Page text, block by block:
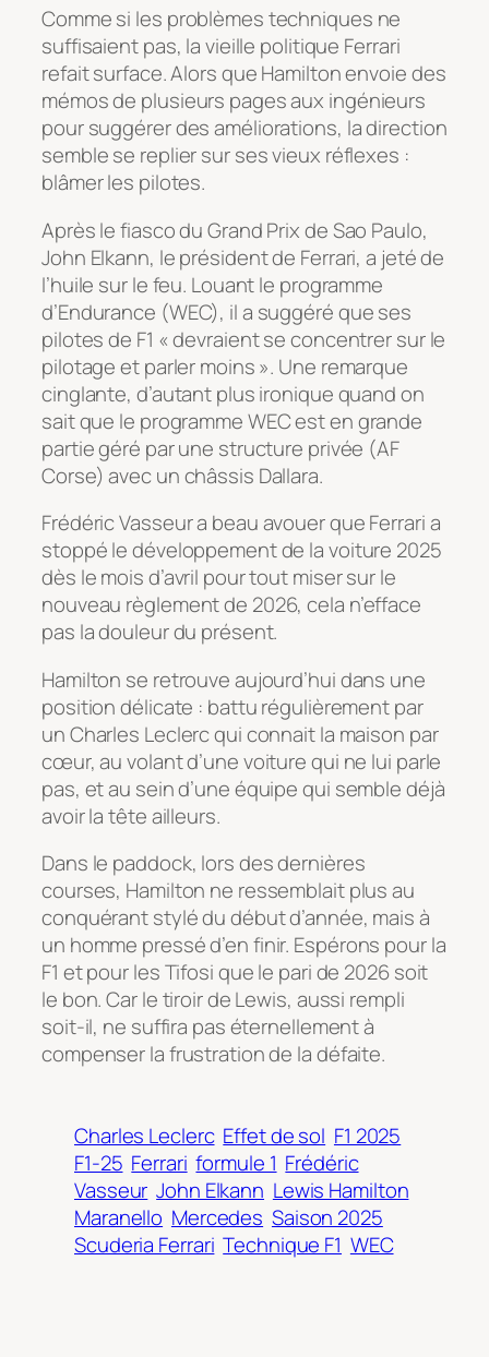
Comme si les problèmes techniques ne
suffisaient pas, la vieille politique Ferrari
refait surface. Alors que Hamilton envoie des
mémos de plusieurs pages aux ingénieurs
pour suggérer des améliorations, la direction
semble se replier sur ses vieux réflexes :
blâmer les pilotes.
Après le fiasco du Grand Prix de Sao Paulo,
John Elkann, le président de Ferrari, a jeté de
l’huile sur le feu. Louant le programme
d’Endurance (WEC), il a suggéré que ses
pilotes de F1 « devraient se concentrer sur le
pilotage et parler moins ». Une remarque
cinglante, d’autant plus ironique quand on
sait que le programme WEC est en grande
partie géré par une structure privée (AF
Corse) avec un châssis Dallara.
Frédéric Vasseur a beau avouer que Ferrari a
stoppé le développement de la voiture 2025
dès le mois d’avril pour tout miser sur le
nouveau règlement de 2026, cela n’efface
pas la douleur du présent.
Hamilton se retrouve aujourd’hui dans une
position délicate : battu régulièrement par
un Charles Leclerc qui connait la maison par
cœur, au volant d’une voiture qui ne lui parle
pas, et au sein d’une équipe qui semble déjà
avoir la tête ailleurs.
Dans le paddock, lors des dernières
courses, Hamilton ne ressemblait plus au
conquérant stylé du début d’année, mais à
un homme pressé d’en finir. Espérons pour la
F1 et pour les Tifosi que le pari de 2026 soit
le bon. Car le tiroir de Lewis, aussi rempli
soit-il, ne suffira pas éternellement à
compenser la frustration de la défaite.
Charles Leclerc Effet de sol F1 2025
F1-25 Ferrari formule 1 Frédéric
Vasseur John Elkann Lewis Hamilton
Maranello Mercedes Saison 2025
Scuderia Ferrari Technique F1 WEC